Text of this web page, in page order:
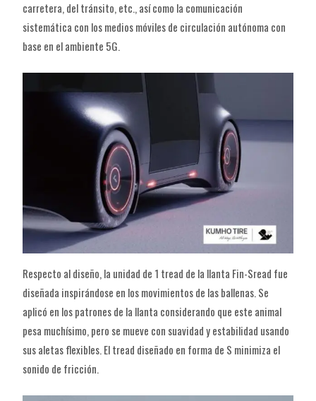
carretera, del tránsito, etc., así como la comunicación
sistemática con los medios móviles de circulación autónoma con
base en el ambiente 5G.
Respecto al diseño, la unidad de 1 tread de la llanta Fin-Sread fue
diseñada inspirándose en los movimientos de las ballenas. Se
aplicó en los patrones de la llanta considerando que este animal
pesa muchísimo, pero se mueve con suavidad y estabilidad usando
sus aletas flexibles. El tread diseñado en forma de S minimiza el
sonido de fricción.